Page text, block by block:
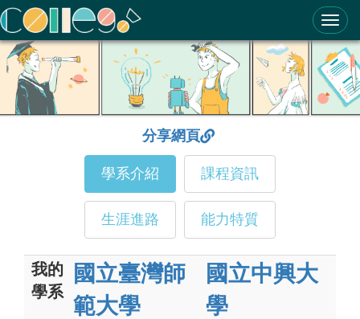
ColleGo! 大學選才與高中育才輔助系統
分享網頁
學系介紹 課程資訊
生涯進路 能力特質
我的
學系
國立臺灣師
範大學
國立中興大
學